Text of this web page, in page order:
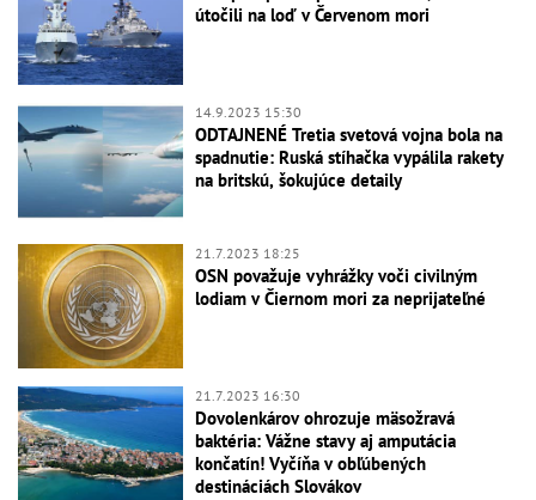
útočili na loď v Červenom mori
14.9.2023 15:30
ODTAJNENÉ Tretia svetová vojna bola na
spadnutie: Ruská stíhačka vypálila rakety
na britskú, šokujúce detaily
21.7.2023 18:25
OSN považuje vyhrážky voči civilným
lodiam v Čiernom mori za neprijateľné
21.7.2023 16:30
Dovolenkárov ohrozuje mäsožravá
baktéria: Vážne stavy aj amputácia
končatín! Vyčíňa v obľúbených
destináciách Slovákov